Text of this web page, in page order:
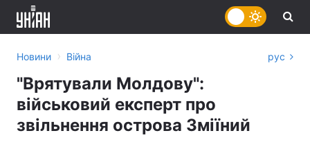
Новини › Війна рус
"Врятували Молдову":
військовий експерт про
звільнення острова Зміїний